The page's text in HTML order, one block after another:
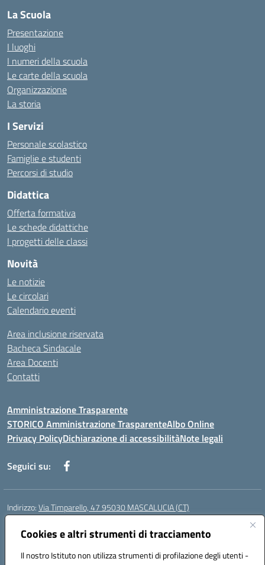
Cookies e altri strumenti di tracciamento
Il nostro Istituto non utilizza strumenti di profilazione degli utenti -
La Scuola
Presentazione
I luoghi
I numeri della scuola
Le carte della scuola
Organizzazione
La storia
I Servizi
Personale scolastico
Famiglie e studenti
Percorsi di studio
Didattica
Offerta formativa
Le schede didattiche
I progetti delle classi
Novità
Le notizie
Le circolari
Calendario eventi
Area inclusione riservata
Bacheca Sindacale
Area Docenti
Contatti
Amministrazione Trasparente
STORICO Amministrazione TrasparenteAlbo Online
Privacy PolicyDichiarazione di accessibilitàNote legali
Seguici su:
Indirizzo:Via Timparello, 47 95030 MASCALUCIA (CT)
Centralino:
Posta elettronica certificata (PEC):ctic8bc002@pec.istruzione.it
Codice fiscale: 93238350875